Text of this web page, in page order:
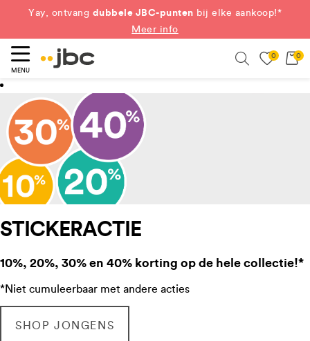
Yay, ontvang dubbele JBC-punten bij elke aankoop!*
Meer info
MENU
0 0
STICKERACTIE
10%, 20%, 30% en 40% korting op de hele collectie!*
*Niet cumuleerbaar met andere acties
SHOP JONGENS